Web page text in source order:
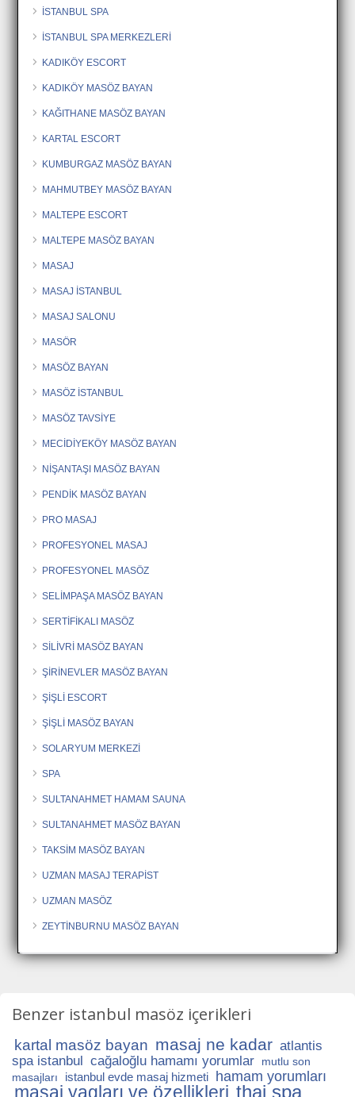
İSTANBUL SPA
İSTANBUL SPA MERKEZLERİ
KADIKÖY ESCORT
KADIKÖY MASÖZ BAYAN
KAĞITHANE MASÖZ BAYAN
KARTAL ESCORT
KUMBURGAZ MASÖZ BAYAN
MAHMUTBEY MASÖZ BAYAN
MALTEPE ESCORT
MALTEPE MASÖZ BAYAN
MASAJ
MASAJ İSTANBUL
MASAJ SALONU
MASÖR
MASÖZ BAYAN
MASÖZ İSTANBUL
MASÖZ TAVSİYE
MECİDİYEKÖY MASÖZ BAYAN
NİŞANTAŞI MASÖZ BAYAN
PENDİK MASÖZ BAYAN
PRO MASAJ
PROFESYONEL MASAJ
PROFESYONEL MASÖZ
SELİMPAŞA MASÖZ BAYAN
SERTİFİKALI MASÖZ
SİLİVRİ MASÖZ BAYAN
ŞİRİNEVLER MASÖZ BAYAN
ŞİŞLİ ESCORT
ŞİŞLİ MASÖZ BAYAN
SOLARYUM MERKEZİ
SPA
SULTANAHMET HAMAM SAUNA
SULTANAHMET MASÖZ BAYAN
TAKSİM MASÖZ BAYAN
UZMAN MASAJ TERAPİST
UZMAN MASÖZ
ZEYTİNBURNU MASÖZ BAYAN
Benzer istanbul masöz içerikleri
kartal masöz bayan masaj ne kadar atlantis
spa istanbul cağaloğlu hamamı yorumlar
mutlu son
masajları
istanbul evde masaj hizmeti hamam yorumları
masaj yagları ve özellikleri thai spa